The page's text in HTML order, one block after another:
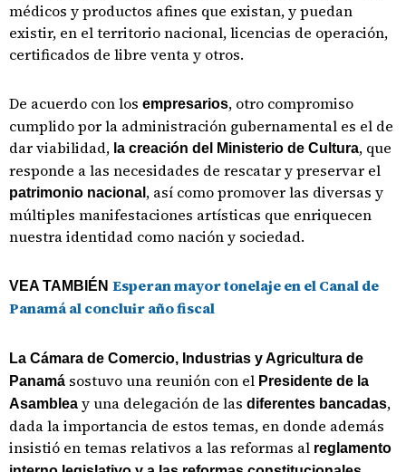
médicos y productos afines que existan, y puedan
existir, en el territorio nacional, licencias de operación,
certificados de libre venta y otros.
De acuerdo con los empresarios, otro compromiso
cumplido por la administración gubernamental es el de
dar viabilidad, la creación del Ministerio de Cultura, que
responde a las necesidades de rescatar y preservar el
patrimonio nacional , así como promover las diversas y
múltiples manifestaciones artísticas que enriquecen
nuestra identidad como nación y sociedad.
VEA TAMBIÉN Esperan mayor tonelaje en el Canal de
Panamá al concluir año fiscal
La Cámara de Comercio, Industrias y Agricultura de
Panamá sostuvo una reunión con el Presidente de la
Asamblea y una delegación de las diferentes bancadas,
dada la importancia de estos temas, en donde además
insistió en temas relativos a las reformas al reglamento